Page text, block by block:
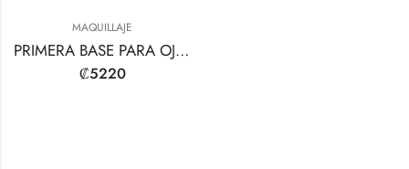
MAQUILLAJE
PRIMERA BASE PARA OJOS
₡5220